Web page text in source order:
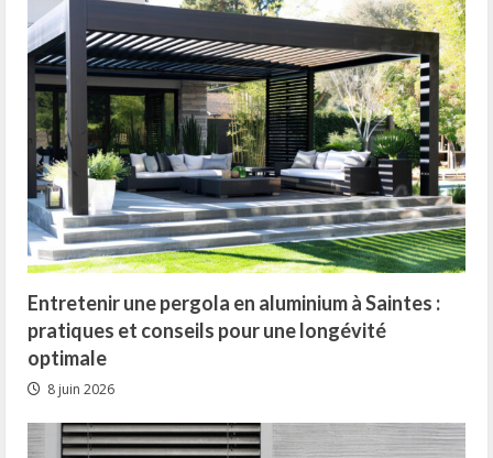
Entretenir une pergola en aluminium à Saintes :
pratiques et conseils pour une longévité
optimale
8 juin 2026